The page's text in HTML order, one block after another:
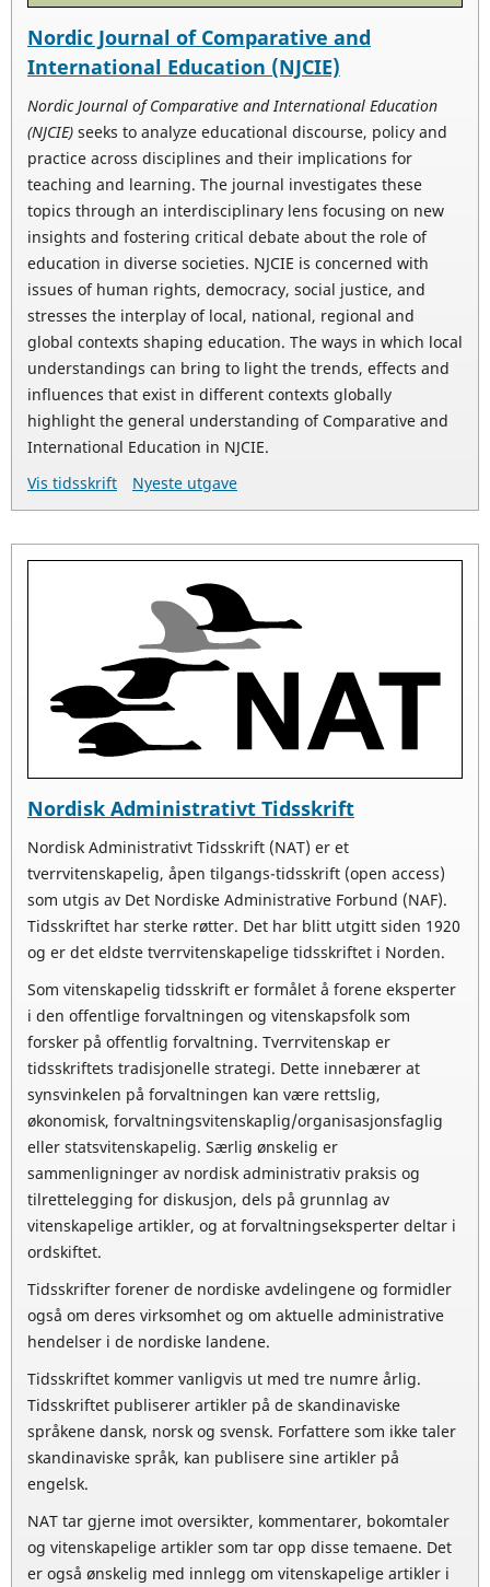
Nordic Journal of Comparative and
International Education (NJCIE)
Nordic Journal of Comparative and International Education
(NJCIE) seeks to analyze educational discourse, policy and
practice across disciplines and their implications for
teaching and learning. The journal investigates these
topics through an interdisciplinary lens focusing on new
insights and fostering critical debate about the role of
education in diverse societies. NJCIE is concerned with
issues of human rights, democracy, social justice, and
stresses the interplay of local, national, regional and
global contexts shaping education. The ways in which local
understandings can bring to light the trends, effects and
influences that exist in different contexts globally
highlight the general understanding of Comparative and
International Education in NJCIE.
Vis tidsskrift
Nyeste utgave
Nordisk Administrativt Tidsskrift
Nordisk Administrativt Tidsskrift (NAT) er et
tverrvitenskapelig, åpen tilgangs-tidsskrift (open access)
som utgis av Det Nordiske Administrative Forbund (NAF).
Tidsskriftet har sterke røtter. Det har blitt utgitt siden 1920
og er det eldste tverrvitenskapelige tidsskriftet i Norden.
Som vitenskapelig tidsskrift er formålet å forene eksperter
i den offentlige forvaltningen og vitenskapsfolk som
forsker på offentlig forvaltning. Tverrvitenskap er
tidsskriftets tradisjonelle strategi. Dette innebærer at
synsvinkelen på forvaltningen kan være rettslig,
økonomisk, forvaltningsvitenskaplig/organisasjonsfaglig
eller statsvitenskapelig. Særlig ønskelig er
sammenligninger av nordisk administrativ praksis og
tilrettelegging for diskusjon, dels på grunnlag av
vitenskapelige artikler, og at forvaltningseksperter deltar i
ordskiftet.
Tidsskrifter forener de nordiske avdelingene og formidler
også om deres virksomhet og om aktuelle administrative
hendelser i de nordiske landene.
Tidsskriftet kommer vanligvis ut med tre numre årlig.
Tidsskriftet publiserer artikler på de skandinaviske
språkene dansk, norsk og svensk. Forfattere som ikke taler
skandinaviske språk, kan publisere sine artikler på
engelsk.
NAT tar gjerne imot oversikter, kommentarer, bokomtaler
og vitenskapelige artikler som tar opp disse temaene. Det
er også ønskelig med innlegg om vitenskapelige artikler i